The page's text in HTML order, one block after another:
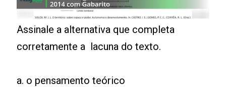
00:00/01:00
Assinale a alternativa que completa
corretamente a lacuna do texto.
a. o pensamento teórico